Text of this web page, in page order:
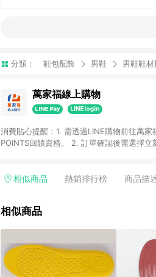
分類： 鞋包配飾 男鞋 男鞋鞋
萬家福線上購物
消費貼心提醒：1. 需透過LINE購物前往萬
POINTS回饋資格。 2. 訂單確認後需選擇
留時間內聯絡客服中心，並由康達盛通生
相似商品 熱銷排行榜 商品描
相似商品